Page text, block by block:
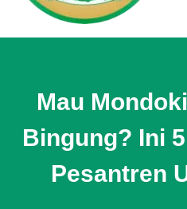
Mau
Bingung? Ini
Pesantren